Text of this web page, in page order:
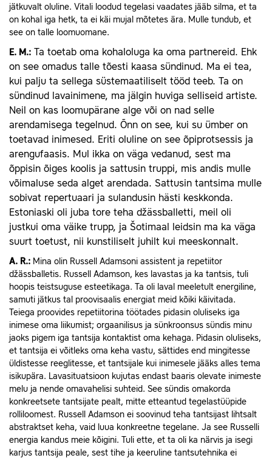
jätkuvalt oluline. Vitali loodud tegelasi vaadates jääb silma, et ta
on kohal iga hetk, ta ei käi mujal mõtetes ära. Mulle tundub, et
see on talle loomuomane.
E. M.: Ta toetab oma kohaloluga ka oma partnereid. Ehk
on see omadus talle tõesti kaasa sündinud. Ma ei tea,
kui palju ta sellega süstemaatiliselt tööd teeb. Ta on
sündinud lavainimene, ma jälgin huviga selliseid artiste.
Neil on kas loomupärane alge või on nad selle
arendamisega tegelnud. Õnn on see, kui su ümber on
toetavad inimesed. Eriti oluline on see õpiprotsessis ja
arengufaasis. Mul ikka on väga vedanud, sest ma
õppisin õiges koolis ja sattusin truppi, mis andis mulle
võimaluse seda alget arendada. Sattusin tantsima mulle
sobivat repertuaari ja sulandusin hästi keskkonda.
Estoniaski oli juba tore teha džässballetti, meil oli
justkui oma väike trupp, ja Šotimaal leidsin ma ka väga
suurt toetust, nii kunstiliselt juhilt kui meeskonnalt.
A. R.: Mina olin Russell Adamsoni assistent ja repetiitor
džässballetis. Russell Adamson, kes lavastas ja ka tantsis, tuli
hoopis teistsuguse esteetikaga. Ta oli laval meeletult energiline,
samuti jätkus tal proovisaalis energiat meid kõiki käivitada.
Teiega proovides repetiitorina töötades pidasin oluliseks iga
inimese oma liikumist; orgaanilisus ja sünkroonsus sündis minu
jaoks pigem iga tantsija kontaktist oma kehaga. Pidasin oluliseks,
et tantsija ei võitleks oma keha vastu, sättides end mingitesse
üldistesse reeglitesse, et tantsijale kui inimesele jääks alles tema
isikupära. Lavasituatsioon kujutas endast baaris olevate inimeste
melu ja nende omavahelisi suhteid. See sündis omakorda
konkreetsete tantsijate pealt, mitte etteantud tegelastüüpide
rolliloomest. Russell Adamson ei soovinud teha tantsijast lihtsalt
abstraktset keha, vaid luua konkreetne tegelane. Ja see Russelli
energia kandus meie kõigini. Tuli ette, et ta oli ka närvis ja isegi
karjus tantsija peale, sest tihe ja keeruline tantsutehnika ei